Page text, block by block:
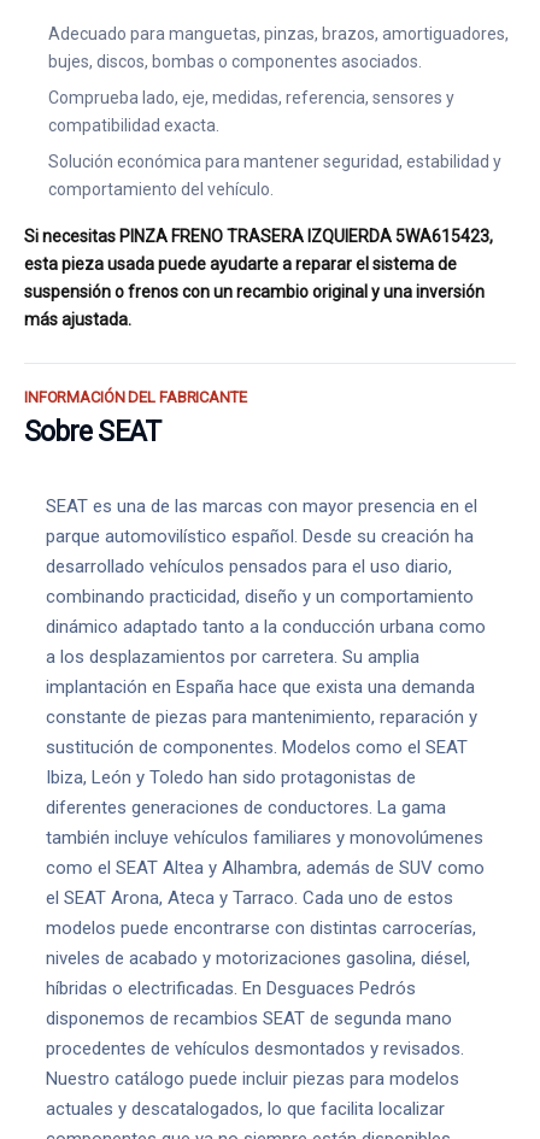
Adecuado para manguetas, pinzas, brazos, amortiguadores,
bujes, discos, bombas o componentes asociados.
Comprueba lado, eje, medidas, referencia, sensores y
compatibilidad exacta.
Solución económica para mantener seguridad, estabilidad y
comportamiento del vehículo.
Si necesitas PINZA FRENO TRASERA IZQUIERDA 5WA615423,
esta pieza usada puede ayudarte a reparar el sistema de
suspensión o frenos con un recambio original y una inversión
más ajustada.
INFORMACIÓN DEL FABRICANTE
Sobre SEAT
SEAT es una de las marcas con mayor presencia en el
parque automovilístico español. Desde su creación ha
desarrollado vehículos pensados para el uso diario,
combinando practicidad, diseño y un comportamiento
dinámico adaptado tanto a la conducción urbana como
a los desplazamientos por carretera. Su amplia
implantación en España hace que exista una demanda
constante de piezas para mantenimiento, reparación y
sustitución de componentes. Modelos como el SEAT
Ibiza, León y Toledo han sido protagonistas de
diferentes generaciones de conductores. La gama
también incluye vehículos familiares y monovolúmenes
como el SEAT Altea y Alhambra, además de SUV como
el SEAT Arona, Ateca y Tarraco. Cada uno de estos
modelos puede encontrarse con distintas carrocerías,
niveles de acabado y motorizaciones gasolina, diésel,
híbridas o electrificadas. En Desguaces Pedrós
disponemos de recambios SEAT de segunda mano
procedentes de vehículos desmontados y revisados.
Nuestro catálogo puede incluir piezas para modelos
actuales y descatalogados, lo que facilita localizar